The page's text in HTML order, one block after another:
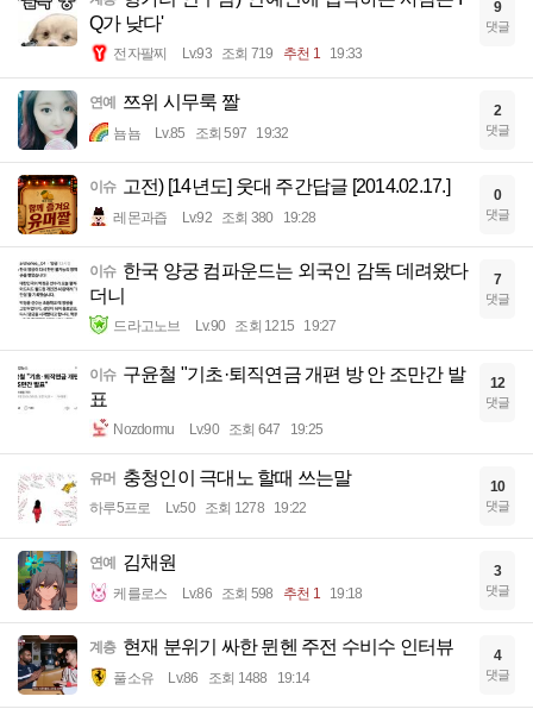
Q가 낮다'
전자팔찌 Lv.93 조회 719 추천 1 19:33
9
댓글
연예 쯔위 시무룩 짤
뇸뇸 Lv.85 조회 597 19:32
2
댓글
이슈 고전) [14년도] 웃대 주간답글 [2014.02.17.]
레몬과즙 Lv.92 조회 380 19:28
0
댓글
이슈 한국 양궁 컴파운드는 외국인 감독 데려왔다
더니
드라고노브 Lv.90 조회 1215 19:27
7
댓글
이슈 구윤철 "기초·퇴직연금 개편 방 안 조만간 발
표
Nozdormu Lv.90 조회 647 19:25
12
댓글
유머 충청인이 극대노 할때 쓰는말
하루5프로 Lv.50 조회 1278 19:22
10
댓글
연예 김채원
케를로스 Lv.86 조회 598 추천 1 19:18
3
댓글
계층 현재 분위기 싸한 뮌헨 주전 수비수 인터뷰
풀소유 Lv.86 조회 1488 19:14
4
댓글